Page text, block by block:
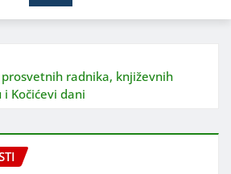
radnika, književnih
Kočićevi dani